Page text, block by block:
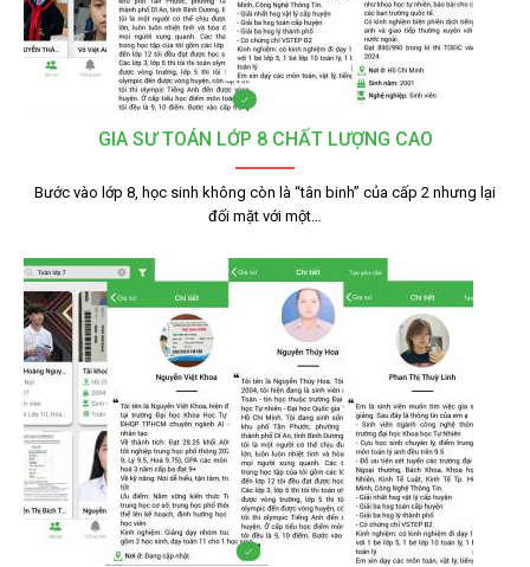
GIA SƯ TOÁN LỚP 8 CHẤT LƯỢNG CAO
Bước vào lớp 8, học sinh không còn là “tân binh” của cấp 2 nhưng lại
đối mặt với một…